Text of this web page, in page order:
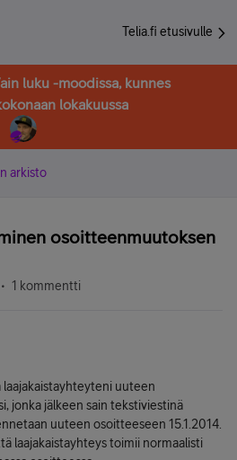
Telia.fi etusivulle
luku -moodissa, kunnes
lokakuussa
arkisto
osoitteenmuutoksen
1 kommentti
uuteen
jonka jälkeen sain tekstiviestinä
uuteen osoitteeseen 15.1.2014.
laajakaistayhteys toimii normaalisti